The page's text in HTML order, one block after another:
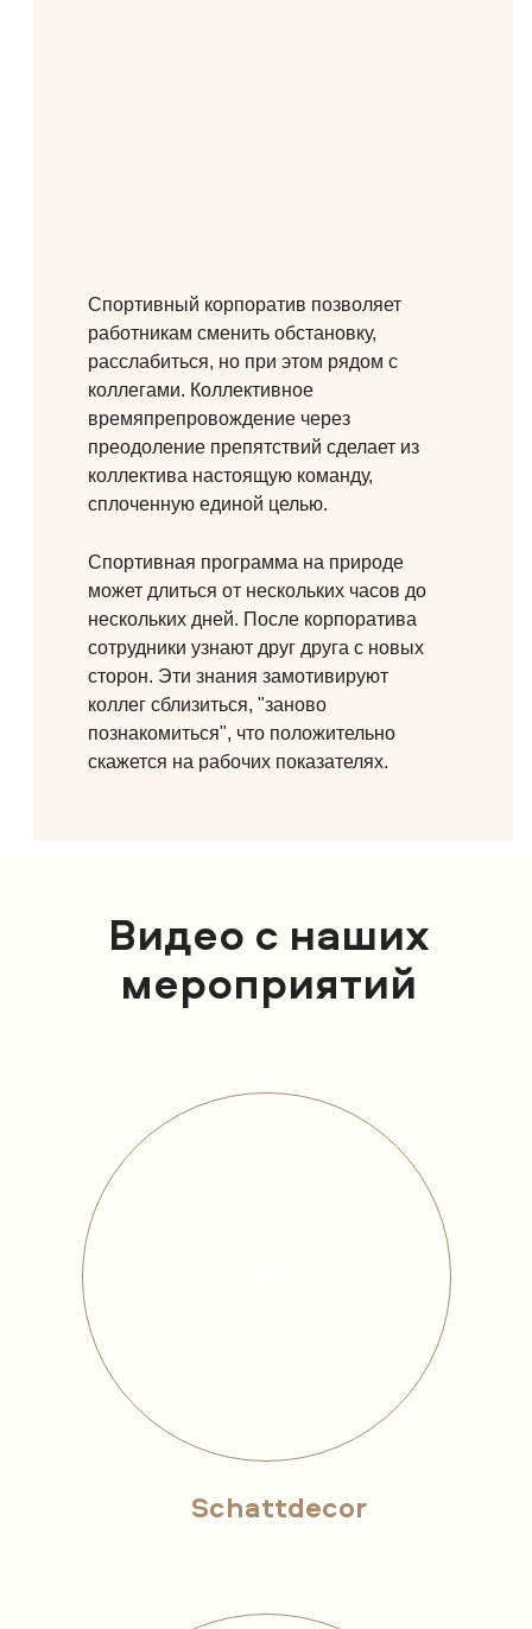
Спортивная программа на природе
может длиться от нескольких часов до
нескольких дней. После корпоратива
сотрудники узнают друг друга с новых
сторон. Эти знания замотивируют
коллег сблизиться, "заново
познакомиться", что положительно
скажется на рабочих показателях.
Спортивный корпоратив позволяет
работникам сменить обстановку,
расслабиться, но при этом рядом с
коллегами. Коллективное
времяпрепровождение через
преодоление препятствий сделает из
коллектива настоящую команду,
сплоченную единой целью.
Видео с наших
мероприятий
Schattdecor